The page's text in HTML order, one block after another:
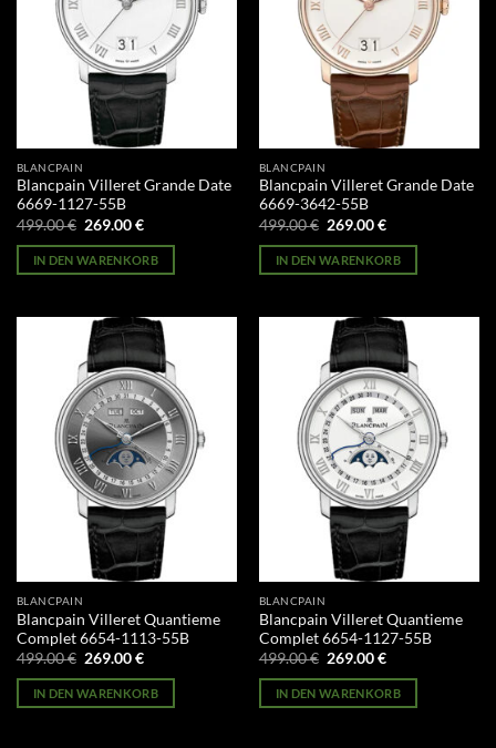
BLANCPAIN
Blancpain Villeret Grande Date
6669-1127-55B
499.00€ Ursprünglicher
war:
499.00 €
269.00€Aktueller
ist:
269.00 €.
IN DEN WARENKORB
BLANCPAIN
Blancpain Villeret Grande Date
6669-3642-55B
499.00€ Ursprünglicher
war:
499.00 €
269.00€Aktueller
ist:
269.00 €.
IN DEN WARENKORB
BLANCPAIN
Blancpain Villeret Quantieme
Complet 6654-1113-55B
499.00€ Ursprünglicher
war:
499.00 €
269.00€Aktueller
ist:
269.00 €.
IN DEN WARENKORB
BLANCPAIN
Blancpain Villeret Quantieme
Complet 6654-1127-55B
499.00€ Ursprünglicher
war:
499.00 €
269.00€Aktueller
ist:
269.00 €.
IN DEN WARENKORB